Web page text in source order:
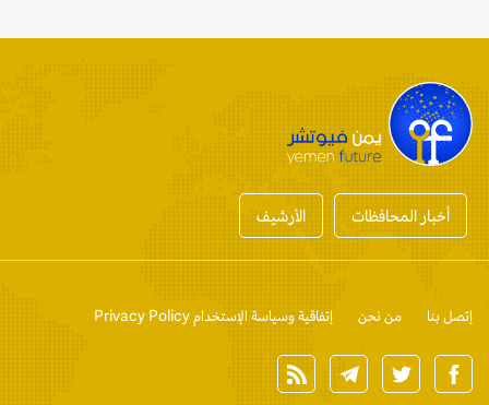
أخبار المحافظات الأرشيف
إتصل بنا من نحن إتفاقية وسياسة الإستخدام Privacy Policy